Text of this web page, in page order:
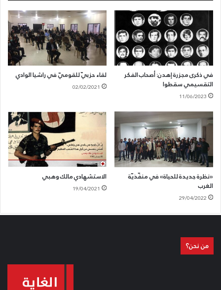
في ذكرى مجزرة إهدن: أصحاب الفكر
التقسيمي سقطوا
11/06/2023
لقاء حزبيّ للقوميّ في راشيا الوادي
02/02/2021
«نظرة جديدة للحياة» في منفّذيّة
الغرب
29/04/2022
الاستشهادي مالك وهبي
19/04/2021
من نحن؟